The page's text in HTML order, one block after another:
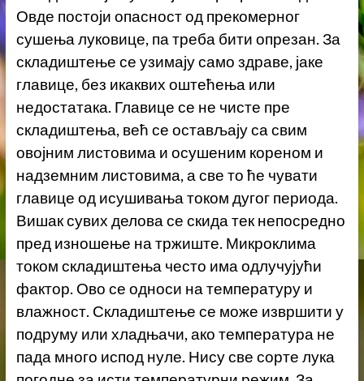
Овде постоји опасност од прекомерног
сушења луковице, па треба бити опрезан. За
складиштење се узимају само здраве, јаке
главице, без икаквих оштећења или
недостатака. Главице се не чисте пре
складиштења, већ се остављају са свим
овојним листовима и осушеним кореном и
надземним листовима, а све то ће чувати
главице од исушивања током дугог периода.
Вишак сувих делова се скида тек непосредно
пред изношење на тржиште. Микроклима
током складиштења често има одлучујући
фактор. Ово се односи на температуру и
влажност. Складиштење се може извршити у
подруму или хладњачи, ако температура не
пада много испод нуле. Нису све сорте лука